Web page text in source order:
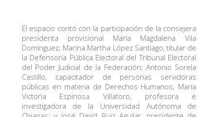
El espacio contó con la participación de la consejera
presidenta provisional María Magdalena Vila
Domínguez; Marina Martha López Santiago, titular de
la Defensoría Pública Electoral del Tribunal Electoral
del Poder Judicial de la Federación; Antonio Sorela
Castillo, capacitador de personas servidoras
públicas en materia de Derechos Humanos; María
Victoria Espinosa Villatoro, profesora e
investigadora de la Universidad Autónoma de